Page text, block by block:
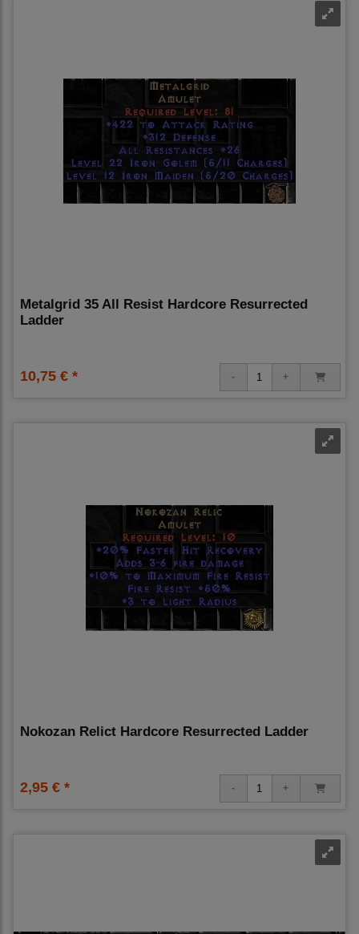
Metalgrid 35 All Resist Hardcore Resurrected
Ladder
10,75 € *
Nokozan Relict Hardcore Resurrected Ladder
2,95 € *